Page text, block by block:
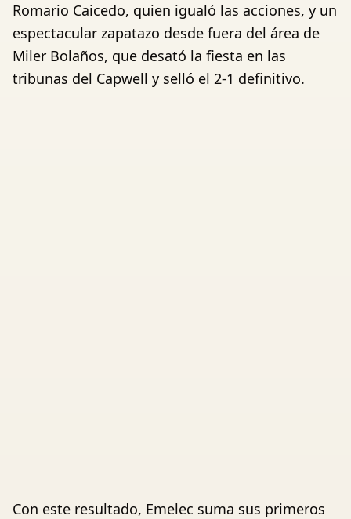
Romario Caicedo, quien igualó las acciones, y un
espectacular zapatazo desde fuera del área de
Miler Bolaños, que desató la fiesta en las
tribunas del Capwell y selló el 2-1 definitivo.
Con este resultado, Emelec suma sus primeros